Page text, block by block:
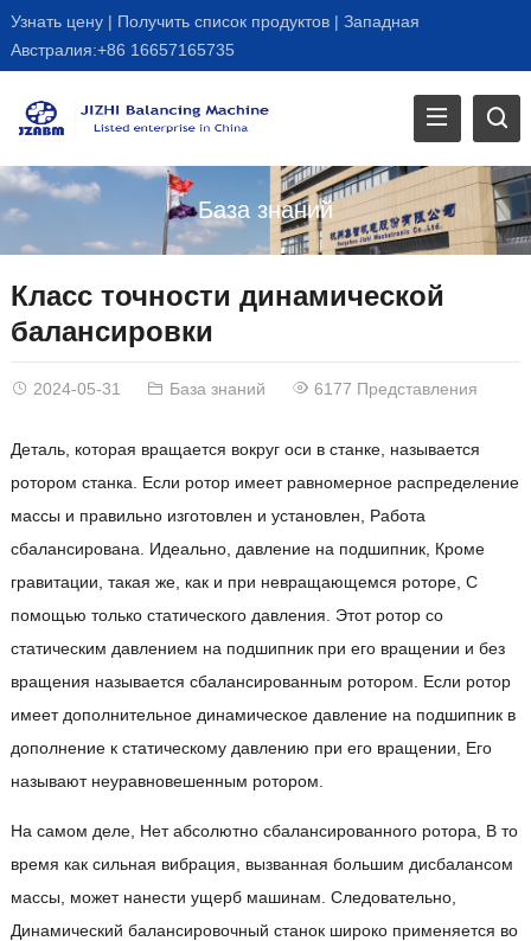
Узнать цену| Получить список продуктов| Западная
Австралия:+86 16657165735
База знаний
Класс точности динамической
балансировки
2024-05-31 База знаний 6177 Представления
Деталь, которая вращается вокруг оси в станке, называется
ротором станка. Если ротор имеет равномерное распределение
массы и правильно изготовлен и установлен, Работа
сбалансирована. Идеально, давление на подшипник, Кроме
гравитации, такая же, как и при невращающемся роторе, С
помощью только статического давления. Этот ротор со
статическим давлением на подшипник при его вращении и без
вращения называется сбалансированным ротором. Если ротор
имеет дополнительное динамическое давление на подшипник в
дополнение к статическому давлению при его вращении, Его
называют неуравновешенным ротором.
На самом деле, Нет абсолютно сбалансированного ротора, В то
время как сильная вибрация, вызванная большим дисбалансом
массы, может нанести ущерб машинам. Следовательно,
Динамический балансировочный станок широко применяется во